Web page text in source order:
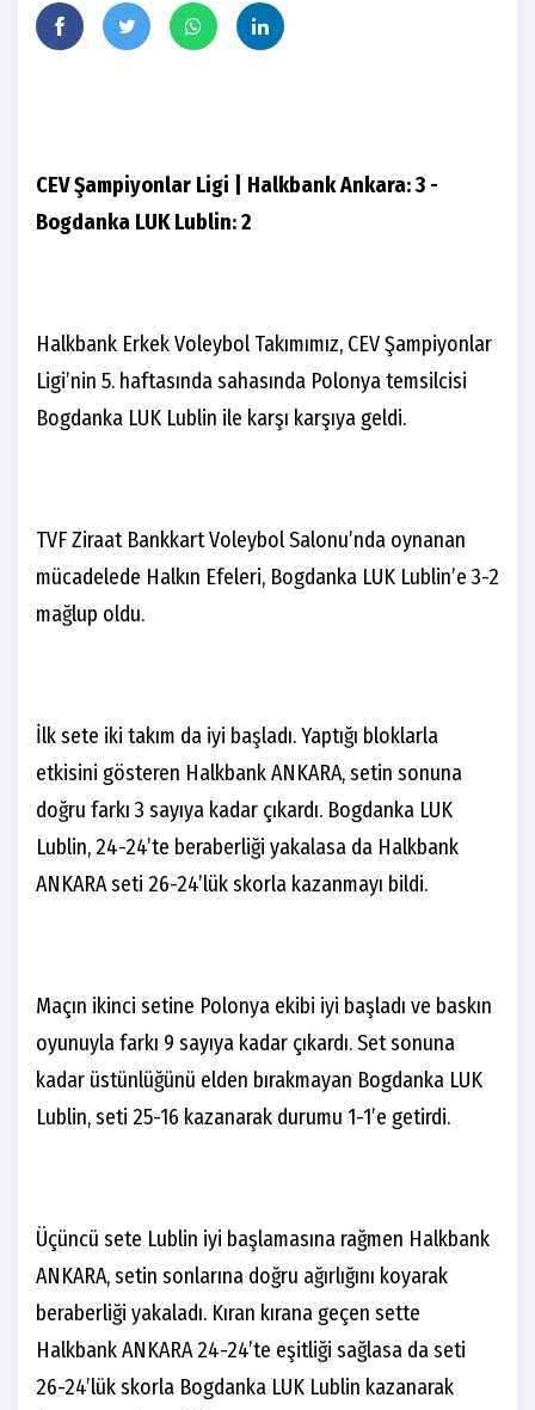
CEV Şampiyonlar Ligi | Halkbank Ankara: 3 -
Bogdanka LUK Lublin: 2
Halkbank Erkek Voleybol Takımımız, CEV Şampiyonlar
Ligi’nin 5. haftasında sahasında Polonya temsilcisi
Bogdanka LUK Lublin ile karşı karşıya geldi.
TVF Ziraat Bankkart Voleybol Salonu’nda oynanan
mücadelede Halkın Efeleri, Bogdanka LUK Lublin’e 3-2
mağlup oldu.
İlk sete iki takım da iyi başladı. Yaptığı bloklarla
etkisini gösteren Halkbank ANKARA, setin sonuna
doğru farkı 3 sayıya kadar çıkardı. Bogdanka LUK
Lublin, 24-24’te beraberliği yakalasa da Halkbank
ANKARA seti 26-24’lük skorla kazanmayı bildi.
Maçın ikinci setine Polonya ekibi iyi başladı ve baskın
oyunuyla farkı 9 sayıya kadar çıkardı. Set sonuna
kadar üstünlüğünü elden bırakmayan Bogdanka LUK
Lublin, seti 25-16 kazanarak durumu 1-1’e getirdi.
Üçüncü sete Lublin iyi başlamasına rağmen Halkbank
ANKARA, setin sonlarına doğru ağırlığını koyarak
beraberliği yakaladı. Kıran kırana geçen sette
Halkbank ANKARA 24-24’te eşitliği sağlasa da seti
26-24’lük skorla Bogdanka LUK Lublin kazanarak